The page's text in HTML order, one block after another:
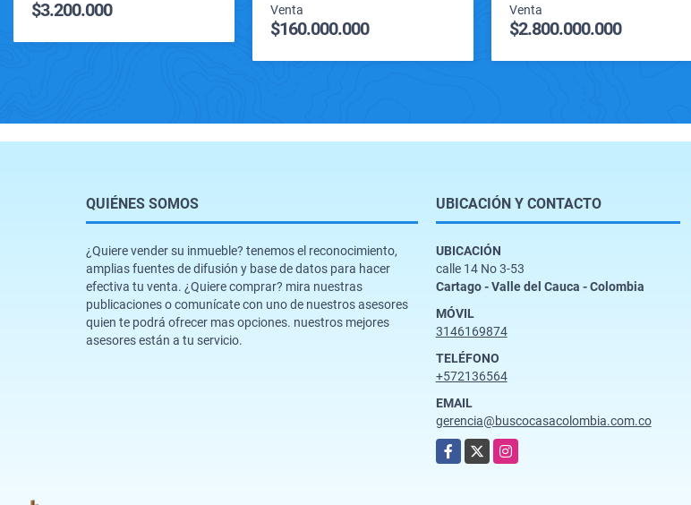
$3.200.000 Venta
$160.000.000
Venta
$2.800.000.000
QUIÉNES SOMOS
¿Quiere vender su inmueble? tenemos el reconocimiento,
amplias fuentes de difusión y base de datos para hacer
efectiva tu venta. ¿Quiere comprar? mira nuestras
publicaciones o comunícate con uno de nuestros asesores
quien te podrá ofrecer mas opciones. nuestros mejores
asesores están a tu servicio.
UBICACIÓN Y CONTACTO
UBICACIÓN
calle 14 No 3-53
Cartago - Valle del Cauca - Colombia
MÓVIL
3146169874
TELÉFONO
+572136564
EMAIL
gerencia@buscocasacolombia.com.co
Facebook
X Instagram